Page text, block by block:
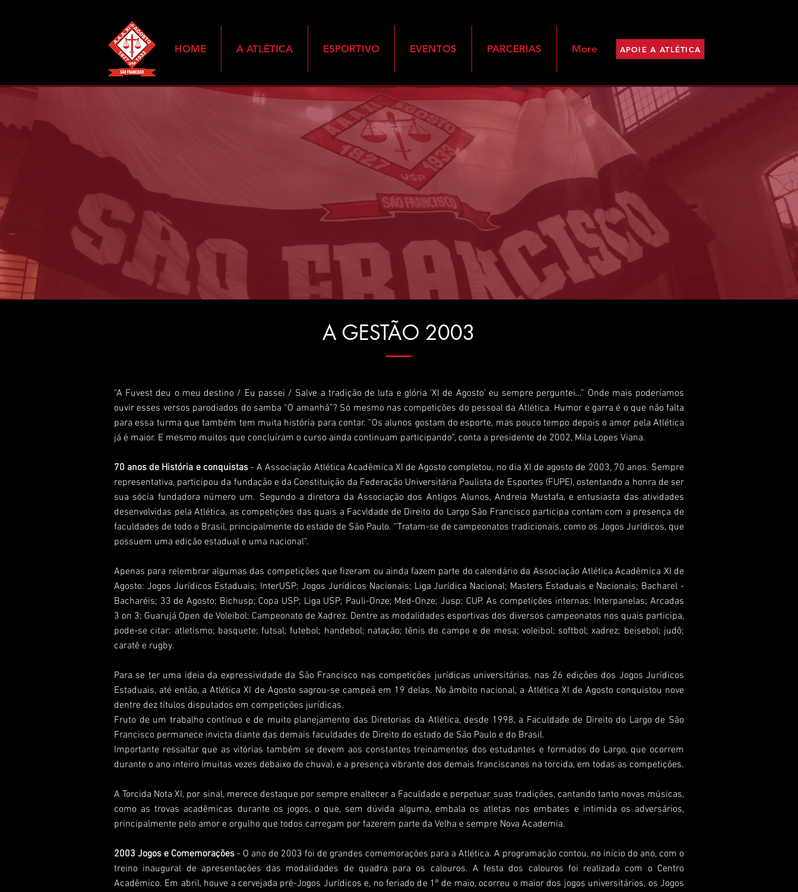
HOME A ATLÉTICA ESPORTIVO EVENTOS PARCERIAS More APOIE A ATLÉTICA
A GESTÃO 2003
“A Fuvest deu o meu destino / Eu passei / Salve a tradição de luta e glória ‘XI de Agosto’ eu sempre perguntei…” Onde mais poderíamos
ouvir esses versos parodiados do samba “O amanhã”? Só mesmo nas competições do pessoal da Atlética. Humor e garra é o que não falta
para essa turma que também tem muita história para contar. “Os alunos gostam do esporte, mas pouco tempo depois o amor pela Atlética
já é maior. E mesmo muitos que concluíram o curso ainda continuam participando”, conta a presidente de 2002, Mila Lopes Viana.
70 anos de História e conquistas- A Associação Atlética Acadêmica XI de Agosto completou, no dia XI de agosto de 2003, 70 anos. Sempre
representativa, participou da fundação e da Constituição da Federação Universitária Paulista de Esportes (FUPE), ostentando a honra de ser
sua sócia fundadora número um. Segundo a diretora da Associação dos Antigos Alunos, Andreia Mustafa, e entusiasta das atividades
desenvolvidas pela Atlética, as competições das quais a Facvldade de Direito do Largo São Francisco participa contam com a presença de
faculdades de todo o Brasil, principalmente do estado de São Paulo. “Tratam-se de campeonatos tradicionais, como os Jogos Jurídicos, que
possuem uma edição estadual e uma nacional”.
Apenas para relembrar algumas das competições que fizeram ou ainda fazem parte do calendário da Associação Atlética Acadêmica XI de
Agosto: Jogos Jurídicos Estaduais; InterUSP; Jogos Jurídicos Nacionais; Liga Jurídica Nacional; Masters Estaduais e Nacionais; Bacharel -
Bacharéis; 33 de Agosto; Bichusp; Copa USP; Liga USP; Pauli-Onze; Med-Onze; Jusp; CUP. As competições internas: Interpanelas; Arcadas
3 on 3; Guarujá Open de Voleibol; Campeonato de Xadrez. Dentre as modalidades esportivas dos diversos campeonatos nos quais participa,
pode-se citar: atletismo; basquete; futsal; futebol; handebol; natação; tênis de campo e de mesa; voleibol; softbol; xadrez; beisebol; judô;
caratê e rugby.
Para se ter uma ideia da expressividade da São Francisco nas competições jurídicas universitárias, nas 26 edições dos Jogos Jurídicos
Estaduais, até então, a Atlética XI de Agosto sagrou-se campeã em 19 delas. No âmbito nacional, a Atlética XI de Agosto conquistou nove
dentre dez títulos disputados em competições jurídicas.
Fruto de um trabalho contínuo e de muito planejamento das Diretorias da Atlética, desde 1998, a Faculdade de Direito do Largo de São
Francisco permanece invicta diante das demais faculdades de Direito do estado de São Paulo e do Brasil.
Importante ressaltar que as vitórias também se devem aos constantes treinamentos dos estudantes e formados do Largo, que ocorrem
durante o ano inteiro (muitas vezes debaixo de chuva), e a presença vibrante dos demais franciscanos na torcida, em todas as competições.
A Torcida Nota XI, por sinal, merece destaque por sempre enaltecer a Faculdade e perpetuar suas tradições, cantando tanto novas músicas,
como as trovas acadêmicas durante os jogos, o que, sem dúvida alguma, embala os atletas nos embates e intimida os adversários,
principalmente pelo amor e orgulho que todos carregam por fazerem parte da Velha e sempre Nova Academia.
2003 Jogos e Comemorações - O ano de 2003 foi de grandes comemorações para a Atlética. A programação contou, no início do ano, com o
treino inaugural de apresentações das modalidades de quadra para os calouros. A festa dos calouros foi realizada com o Centro
Acadêmico. Em abril, houve a cervejada pré-Jogos Jurídicos e, no feriado de 1º de maio, ocorreu o maior dos jogos universitários, os Jogos